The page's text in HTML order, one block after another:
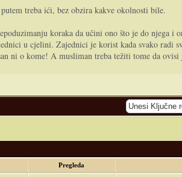
treba ići, bez obzira kakve okolnosti bile.
koraka da učini ono što je do njega i
u cjelini. Zajednici je korist kada svako radi
ni o kome! A musliman treba težiti tome da
Pregleda